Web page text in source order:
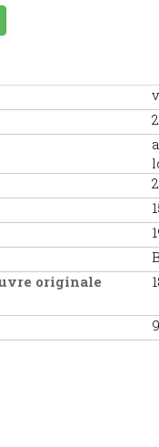
originale